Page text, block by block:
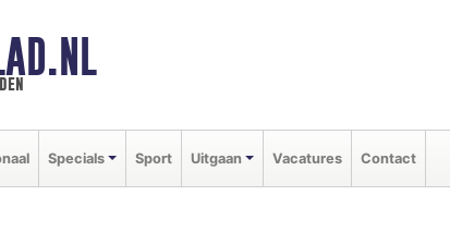
Specials Sport Uitgaan Vacatures Contact